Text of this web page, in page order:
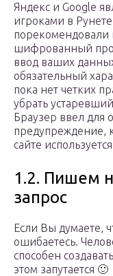
Яндекс и Google
игроками в
порекомендовали
шифрованный
ввод ваших
обязательный
пока нет четких
убрать
Браузер ввел для
предупреждение,
сайте
1.2. Пишем
запрос
Если Вы думаете,
ошибаетесь.
способен
этом запутается 🙂